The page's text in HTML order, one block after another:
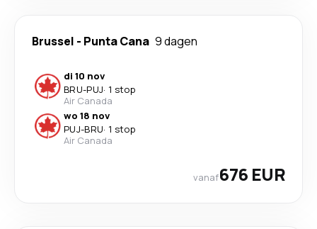
Brussel - Punta Cana 9 dagen
di 10 nov
BRU-PUJ· 1 stop
Air Canada
wo 18 nov
PUJ-BRU· 1 stop
Air Canada
vanaf676 EUR